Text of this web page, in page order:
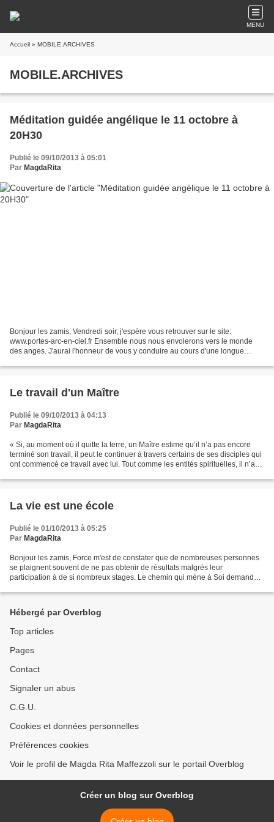
MENU
Accueil » MOBILE.ARCHIVES
MOBILE.ARCHIVES
Méditation guidée angélique le 11 octobre à
20H30
Publié le 09/10/2013 à 05:01
Par MagdaRita
Bonjour les zamis, Vendredi soir, j'espère vous retrouver sur le site:
www.portes-arc-en-ciel.fr Ensemble nous nous envolerons vers le monde
des anges. J'aurai l'honneur de vous y conduire au cours d'une longue
Le travail d'un Maître
Publié le 09/10/2013 à 04:13
Par MagdaRita
« Si, au moment où il quitte la terre, un Maître estime qu’il n’a pas encore
terminé son travail, il peut le continuer à travers certains de ses disciples qui
ont commencé ce travail avec lui. Tout comme les entités spirituelles, il n’a
La vie est une école
Publié le 01/10/2013 à 05:25
Par MagdaRita
Bonjour les zamis, Force m'est de constater que de nombreuses personnes
se plaignent souvent de ne pas obtenir de résultats malgrés leur
participation à de si nombreux stages. Le chemin qui mène à Soi demande
Hébergé par Overblog
Top articles
Pages
Contact
Signaler un abus
C.G.U.
Cookies et données personnelles
Préférences cookies
Voir le profil de Magda Rita Maffezzoli sur le portail Overblog
Créer un blog sur Overblog